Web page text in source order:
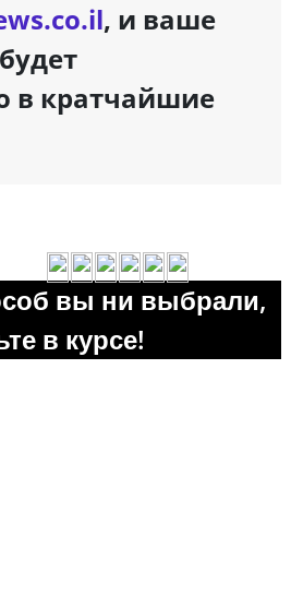
, и ваше
в кратчайшие
вы ни выбрали,
в курсе!